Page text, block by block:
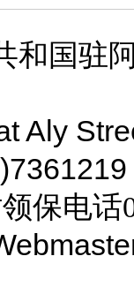
和国驻
Aly
保电话